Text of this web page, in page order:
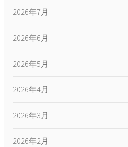
2026年7月
2026年6月
2026年5月
2026年4月
2026年3月
2026年2月